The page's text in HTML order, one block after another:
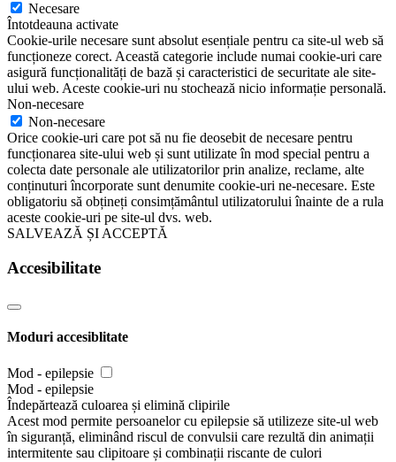
Necesare
Întotdeauna activate
Cookie-urile necesare sunt absolut esențiale pentru ca site-ul web să
funcționeze corect. Această categorie include numai cookie-uri care
asigură funcționalități de bază și caracteristici de securitate ale site-
ului web. Aceste cookie-uri nu stochează nicio informație personală.
Non-necesare
Non-necesare
Orice cookie-uri care pot să nu fie deosebit de necesare pentru
funcționarea site-ului web și sunt utilizate în mod special pentru a
colecta date personale ale utilizatorilor prin analize, reclame, alte
conținuturi încorporate sunt denumite cookie-uri ne-necesare. Este
obligatoriu să obțineți consimțământul utilizatorului înainte de a rula
aceste cookie-uri pe site-ul dvs. web.
SALVEAZĂ ȘI ACCEPTĂ
Accesibilitate
Moduri accesiblitate
Mod - epilepsie
Mod - epilepsie
Îndepărtează culoarea și elimină clipirile
Acest mod permite persoanelor cu epilepsie să utilizeze site-ul web
în siguranță, eliminând riscul de convulsii care rezultă din animații
intermitente sau clipitoare și combinații riscante de culori